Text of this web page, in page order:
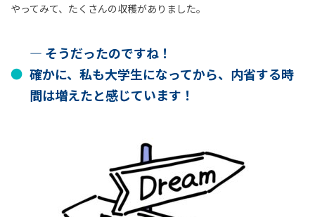
やってみて、たくさんの収穫がありました。
― そうだったのですね！
確かに、私も大学生になってから、内省する時
間は増えたと感じています！